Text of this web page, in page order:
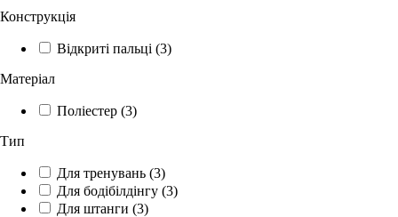
Конструкція
Відкриті пальці (3)
Матеріал
Поліестер (3)
Тип
Для тренувань (3)
Для бодібілдінгу (3)
Для штанги (3)